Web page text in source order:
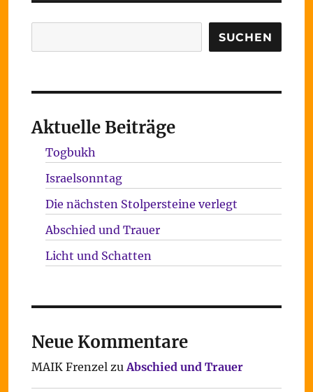
SUCHEN
Aktuelle Beiträge
Togbukh
Israelsonntag
Die nächsten Stolpersteine verlegt
Abschied und Trauer
Licht und Schatten
Neue Kommentare
MAIK FrenzelzuAbschied und Trauer